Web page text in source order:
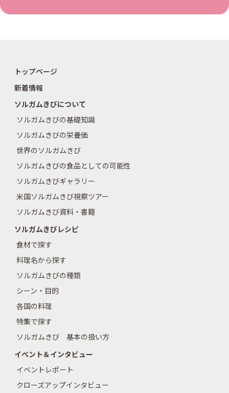
トップページ
新着情報
ソルガムきびについて
ソルガムきびの基礎知識
ソルガムきびの栄養価
世界のソルガムきび
ソルガムきびの食品としての可能性
ソルガムきびギャラリー
米国ソルガムきび視察ツアー
ソルガムきび資料・書籍
ソルガムきびレシピ
食材で探す
料理名から探す
ソルガムきびの種類
シーン・目的
各国の料理
特集で探す
ソルガムきび 基本の扱い方
イベント＆インタビュー
イベントレポート
クローズアップインタビュー